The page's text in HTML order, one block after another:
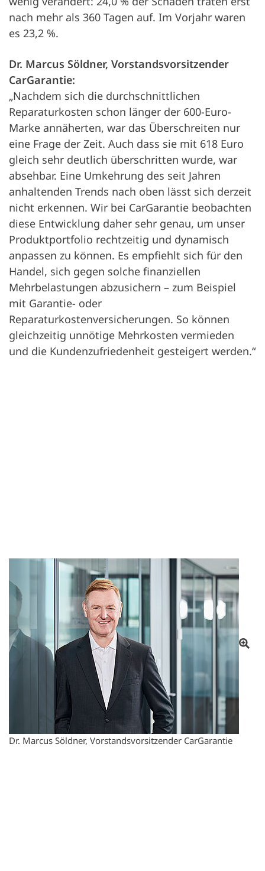
nach mehr als 360 Tagen auf. Im Vorjahr waren
es 23,2 %.
Dr. Marcus Söldner, Vorstandsvorsitzender
CarGarantie:
„Nachdem sich die durchschnittlichen
Reparaturkosten schon länger der 600-Euro-
Marke annäherten, war das Überschreiten nur
eine Frage der Zeit. Auch dass sie mit 618 Euro
gleich sehr deutlich überschritten wurde, war
absehbar. Eine Umkehrung des seit Jahren
anhaltenden Trends nach oben lässt sich derzeit
nicht erkennen. Wir bei CarGarantie beobachten
diese Entwicklung daher sehr genau, um unser
Produktportfolio rechtzeitig und dynamisch
anpassen zu können. Es empfiehlt sich für den
Handel, sich gegen solche finanziellen
Mehrbelastungen abzusichern – zum Beispiel
mit Garantie- oder
Reparaturkostenversicherungen. So können
gleichzeitig unnötige Mehrkosten vermieden
und die Kundenzufriedenheit gesteigert werden.“
Dr. Marcus Söldner, Vorstandsvorsitzender CarGarantie